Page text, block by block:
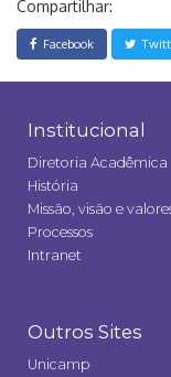
Compartilhar:
Facebook
Institucional
Diretoria Acadêmica
História
Missão, visão e
Processos
Intranet
Outros Sites
Unicamp